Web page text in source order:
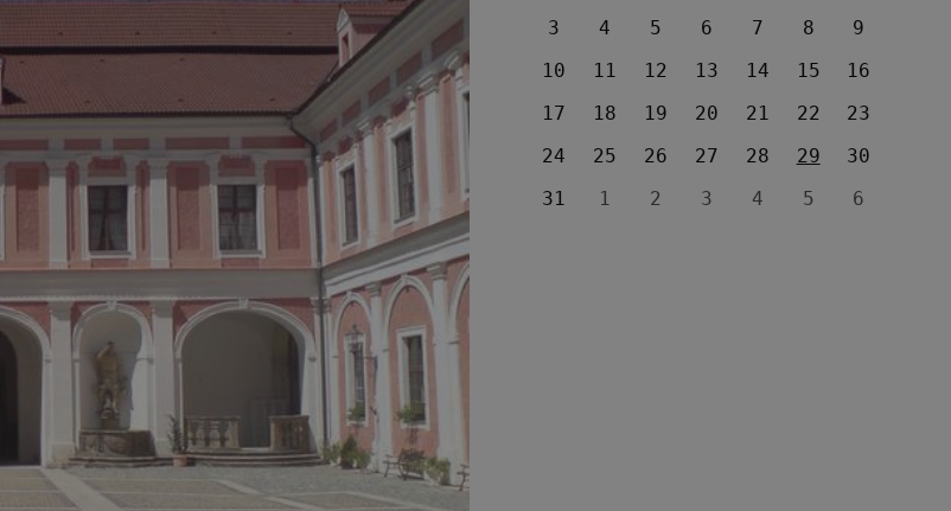
3
4 5 6 7 8
9
10
11 12 13 14 15
16
17
18 19 20 21 22
23
24
25 26 27 28 29
30
31
1 2 3 4 5 6